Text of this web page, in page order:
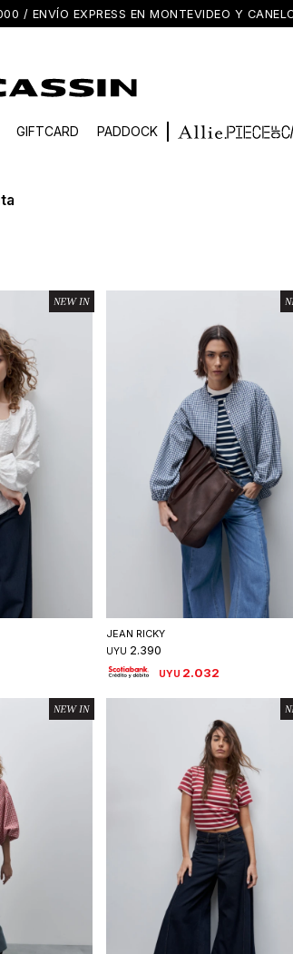
/ ENVÍO EXPRESS EN MONTEVIDEO Y
GIFTCARD PADDOCK
Seleccionar talle
JEAN RICKY
UYU 2.390
UYU 2.032